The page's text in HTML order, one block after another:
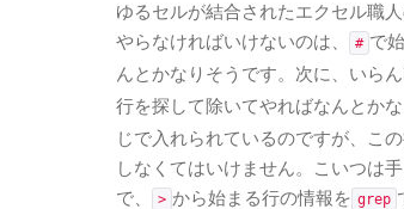
ゆるセルが結合されたエクセル職
やらなければいけないのは、
# で
んとかなりそうです。次に、いら
行を探して除いてやればなんとか
じで入れられているのですが、こ
しなくてはいけません。こいつは
で、
> から始まる行の情報を grep